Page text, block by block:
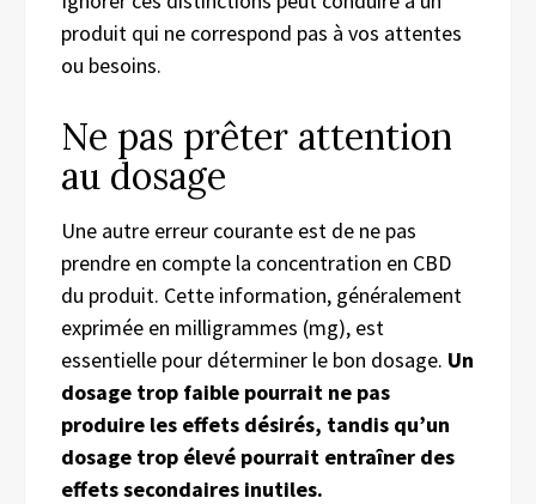
produit qui ne correspond pas à vos attentes
ou besoins.
Ne pas prêter attention
au dosage
Une autre erreur courante est de ne pas
prendre en compte la concentration en CBD
du produit. Cette information, généralement
exprimée en milligrammes (mg), est
essentielle pour déterminer le bon dosage. Un
dosage trop faible pourrait ne pas
produire les effets désirés, tandis qu’un
dosage trop élevé pourrait entraîner des
effets secondaires inutiles.